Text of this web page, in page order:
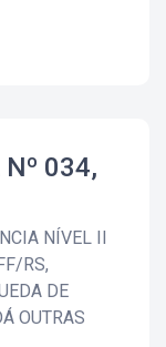
Nº 034,
NÍVEL II
RS,
DE
OUTRAS